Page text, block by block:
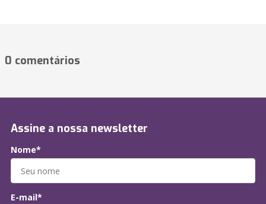
0 comentários
Assine a nossa newsletter
Nome*
E-mail*